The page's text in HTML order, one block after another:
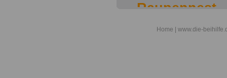
Raupennest
Argenbühl -
Home | www.die-